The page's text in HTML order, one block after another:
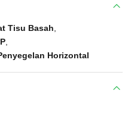
Tisu Basah
Horizontal